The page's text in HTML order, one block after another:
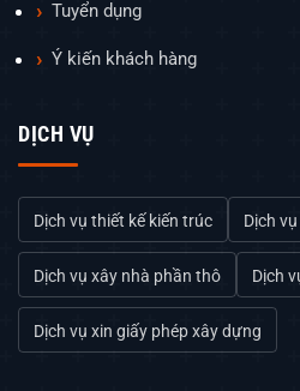
Tuyển dụng
Ý kiến khách hàng
DỊCH VỤ
Dịch vụ thiết kế kiến trúc Dịch
Dịch vụ xây nhà phần thô Dịch
Dịch vụ xin giấy phép xây dựng